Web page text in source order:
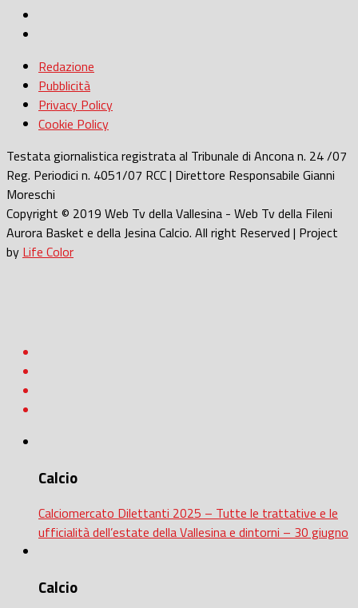
Redazione
Pubblicità
Privacy Policy
Cookie Policy
Testata giornalistica registrata al Tribunale di Ancona n. 24 /07
Reg. Periodici n. 4051/07 RCC | Direttore Responsabile Gianni
Moreschi
Copyright © 2019 Web Tv della Vallesina - Web Tv della Fileni
Aurora Basket e della Jesina Calcio. All right Reserved | Project
by Life Color
Calcio
Calciomercato Dilettanti 2025 – Tutte le trattative e le
ufficialità dell’estate della Vallesina e dintorni – 30 giugno
Calcio